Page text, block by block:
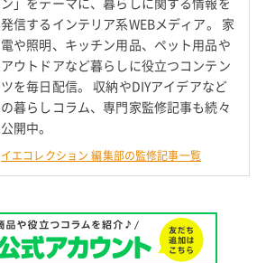
発信するインテリア系WEBメディア。 家
電や照明、キッチン用品、ペット用品や
アウトドアなど暮らしに役立つコンテン
ツを毎日配信。 収納やDIYアイデアなど
の暮らしコラム、専門家監修記事も続々
公開中。
イエコレクション 編集部の監修記事一覧